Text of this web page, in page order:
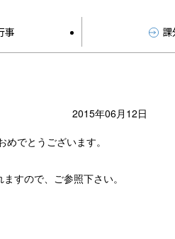
事
2015年06月12日
めでとうございます。
すので、ご参照下さい。